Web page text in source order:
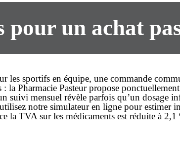
pour un achat
les sportifs en équipe, une commande
: la Pharmacie Pasteur propose
suivi mensuel révèle parfois qu’un dosage
notre simulateur en ligne pour estimer
la TVA sur les médicaments est réduite à